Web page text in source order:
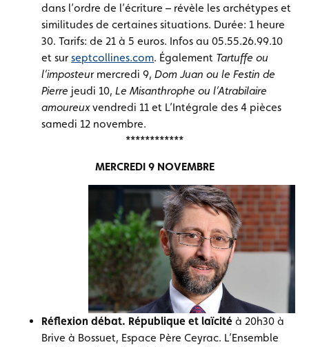
dans l’ordre de l’écriture – révèle les archétypes et
similitudes de certaines situations. Durée: 1 heure
30. Tarifs: de 21 à 5 euros. Infos au 05.55.26.99.10
et surseptcollines.com. Également Tartuffe ou
l’imposteur mercredi 9, Dom Juan ou le Festin de
Pierre jeudi 10, Le Misanthrophe ou l’Atrabilaire
amoureuxvendredi 11 et L’Intégrale des 4 pièces
samedi 12 novembre.
************
MERCREDI 9 NOVEMBRE
Réflexion débat. République et laïcité à 20h30 à
Brive à Bossuet, Espace Père Ceyrac. L’Ensemble